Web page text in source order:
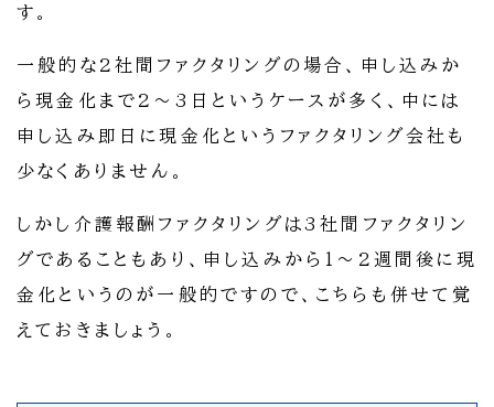
す。
一般的な2社間ファクタリングの場合、申し込みか
ら現金化まで2～3日というケースが多く、中には
申し込み即日に現金化というファクタリング会社も
少なくありません。
しかし介護報酬ファクタリングは3社間ファクタリン
グであることもあり、申し込みから1～2週間後に現
金化というのが一般的ですので、こちらも併せて覚
えておきましょう。